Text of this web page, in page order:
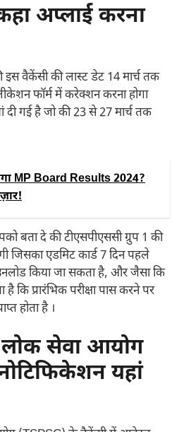
अप्लाई करना
इस वैकेंसी की लास्ट डेट 14 मार्च तक
फॉर्म में करेक्शन करना होगा
दी गई है जो की 23 से 27 मार्च तक
MP Board Results 2024?
बता दे की टीएसपीएससी ग्रुप 1 की
जिसका एडमिट कार्ड 7 दिन पहले
किया जा सकता है, और जैसा कि
है कि प्रारंभिक परीक्षा पास करने पर
होता है ।
लोक सेवा आयोग
यहां